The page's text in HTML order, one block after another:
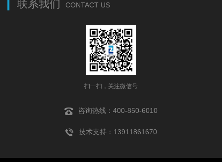
联系我们 CONTACT US
扫一扫，关注微信号
咨询热线：400-850-6010
技术支持：13911861670